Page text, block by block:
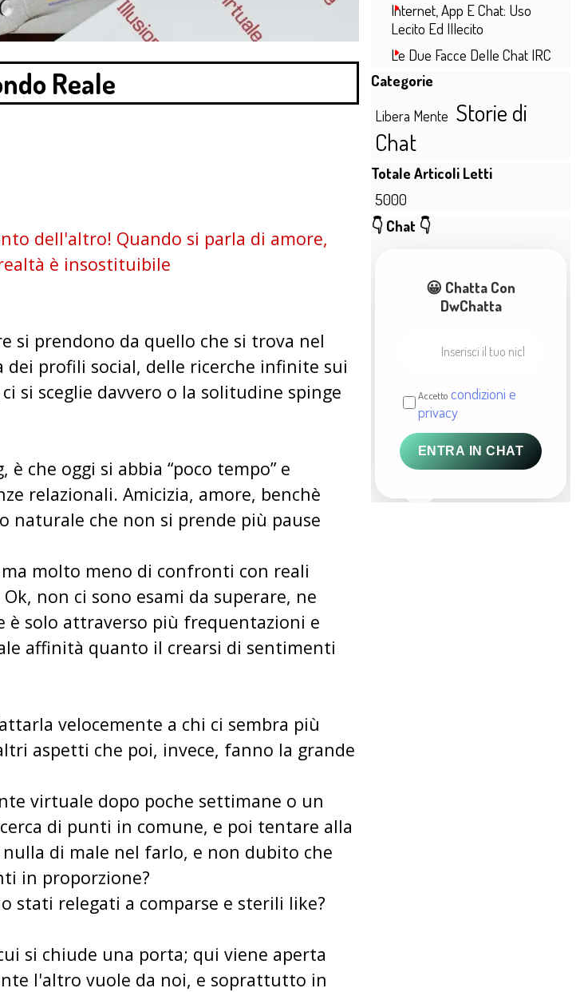
Reale
dell'altro! Quando si parla di amore,
è insostituibile
si prendono da quello che si trova nel
profili social, delle ricerche infinite sui
si sceglie davvero o la solitudine spinge
che oggi si abbia “poco tempo” e
relazionali. Amicizia, amore, benchè
naturale che non si prende più pause
ma molto meno di confronti con reali
non ci sono esami da superare, ne
è solo attraverso più frequentazioni e
affinità quanto il crearsi di sentimenti
velocemente a chi ci sembra più
aspetti che poi, invece, fanno la grande
virtuale dopo poche settimane o un
di punti in comune, e poi tentare alla
di male nel farlo, e non dubito che
in proporzione?
stati relegati a comparse e sterili like?
si chiude una porta; qui viene aperta
l'altro vuole da noi, e soprattutto in
Internet, App E Chat: Uso
Lecito Ed Illecito
Le Due Facce Delle Chat IRC
Salta blocco Categorie
Categorie
Libera Mente Storie di
Chat
Salta blocco Totale Articoli
Totale Articoli Letti
5000
Salta blocco 👇 Chat 👇
👇 Chat 👇
😀 Chatta Con
DwChatta
Accetto condizioni e
privacy
ENTRA IN CHAT